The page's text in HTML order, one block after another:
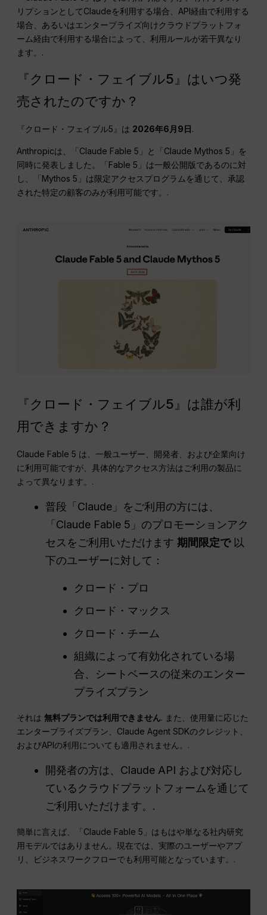
リプションとしてClaudeを利用する場合、API経由で利用する
場合、あるいはエンタープライズ向けクラウドプラットフォ
ーム経由で利用する場合によって、利用ルールが若干異なり
ます。.
『クロード・フェイブル5』はいつ発
売されたのですか？
『クロード・フェイブル5』は 2026年6月9日.
Anthropicは、「Claude Fable 5」と「Claude Mythos 5」を
同時に発表しました。「Fable 5」は一般公開版であるのに対
し、「Mythos 5」は限定アクセスプログラムを通じて、承認
された特定の顧客のみが利用可能です。.
『クロード・フェイブル5』は誰が利
用できますか？
Claude Fable 5 は、一般ユーザー、開発者、および企業向け
に利用可能ですが、具体的なアクセス方法はご利用の製品に
よって異なります。.
普段「Claude」をご利用の方には、
「Claude Fable 5」のプロモーションアク
セスをご利用いただけます期間限定で以
下のユーザーに対して：
クロード・プロ
クロード・マックス
クロード・チーム
組織によって有効化されている場
合、シートベースの従来のエンター
プライズプラン
それは無料プランでは利用できません. また、使用量に応じた
エンタープライズプラン、Claude Agent SDKのクレジット、
およびAPIの利用についても適用されません。.
開発者の方は、Claude API および対応し
ているクラウドプラットフォームを通じて
ご利用いただけます。.
簡単に言えば、「Claude Fable 5」はもはや単なる社内研究
用モデルではありません。現在では、実際のユーザーやアプ
リ、ビジネスワークフローでも利用可能となっています。.